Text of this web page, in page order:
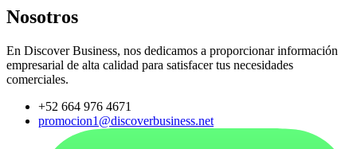
Nosotros
En Discover Business, nos dedicamos a proporcionar información
empresarial de alta calidad para satisfacer tus necesidades
comerciales.
+52 664 976 4671
promocion1@discoverbusiness.net